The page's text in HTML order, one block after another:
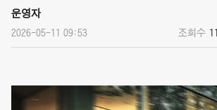
운영자
2026-05-11 09:53 조회수